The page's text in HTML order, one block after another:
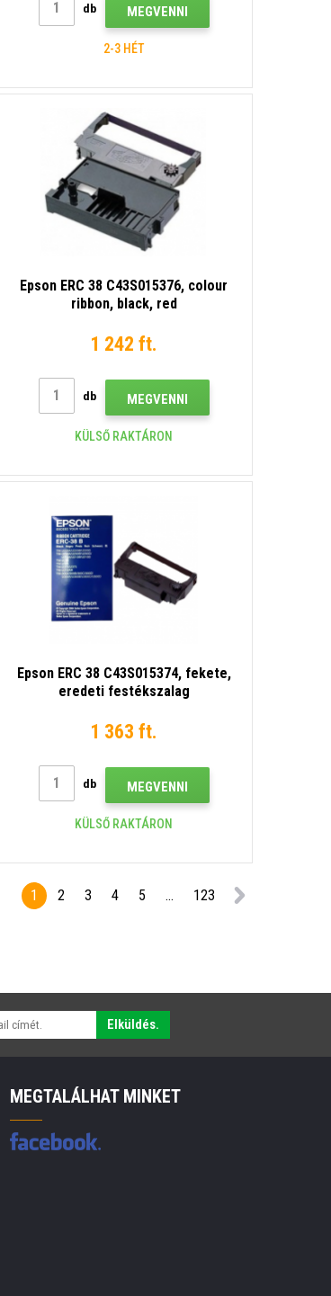
db MEGVENNI
2-3 HÉT
Epson ERC 38 C43S015376, colour
ribbon, black, red
1 242 ft.
db MEGVENNI
KÜLSŐ RAKTÁRON
Epson ERC 38 C43S015374, fekete,
eredeti festékszalag
1 363 ft.
db MEGVENNI
KÜLSŐ RAKTÁRON
1 2 3 4 5 ... 123
Elküldés.
MEGTALÁLHAT MINKET